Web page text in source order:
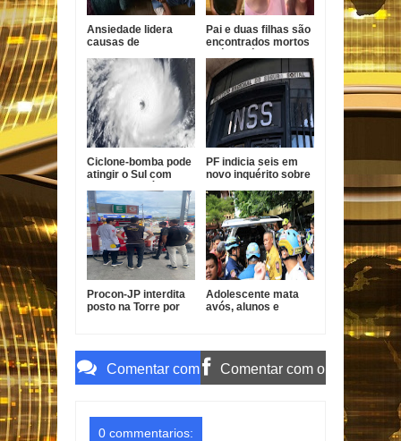
Ansiedade lidera
causas de
jovens no Brasil
Pai e duas filhas são
encontrados mortos
EUA
Ciclone-bomba pode
atingir o Sul com
km/h
PF indicia seis em
novo inquérito sobre
no INSS
Procon-JP interdita
posto na Torre por
Adolescente mata
avós, alunos e
Comentar com Comentar com o
0 commentarios: